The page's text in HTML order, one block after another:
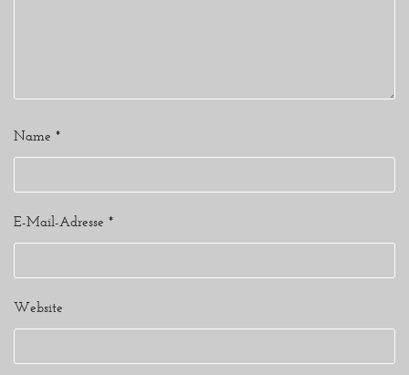
Name *
E-Mail-Adresse *
Website